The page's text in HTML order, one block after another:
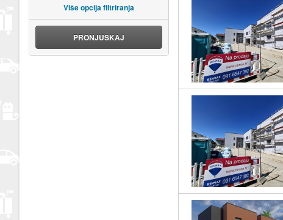
Više opcija filtriranja
PRONJUŠKAJ